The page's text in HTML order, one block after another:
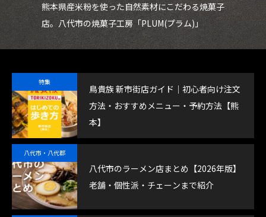
熊本県産米粉を使った自然素材にこだわる焼菓子
店。八代市の焼菓子工房「PLUM(プラム)」
魚
特集
鳥貴族 新市街店ガイド｜初心者向け注文
方法・おすすめメニュー・予約方法【熊
本】
八代市・八代郡
八代市のラーメン店まとめ【2026年版】
老舗・個性派・チェーンまで紹介